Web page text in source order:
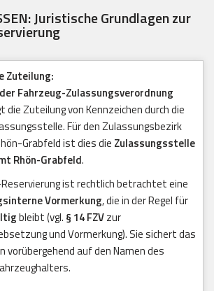
Juristische Grundlagen zur
Zuteilung:
Fahrzeug-Zulassungsverordnung
die Zuteilung von Kennzeichen durch die
Für den Zulassungsbezirk
Grabfeld ist dies die Zulassungsstelle
Rhön-Grabfeld.
ist rechtlich betrachtet eine
Vormerkung, die in der Regel für
bleibt (vgl. § 14 FZVzur
und Vormerkung). Sie sichert das
vorübergehend auf den Namen des